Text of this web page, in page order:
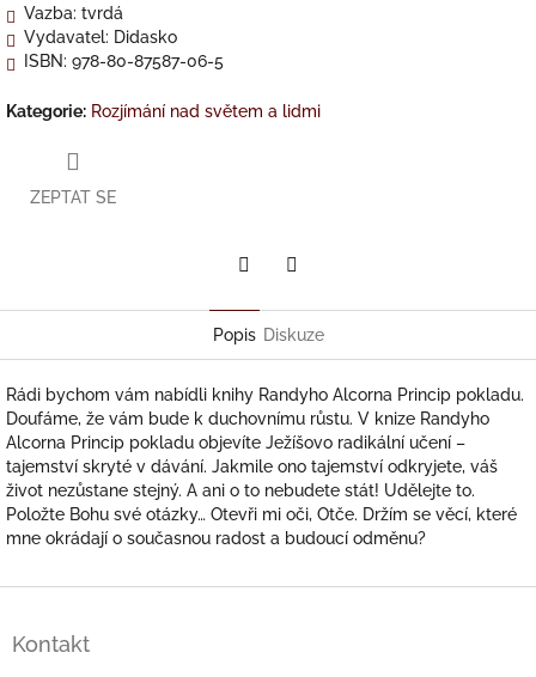
Vazba: tvrdá
Vydavatel: Didasko
ISBN: 978-80-87587-06-5
Kategorie: Rozjímání nad světem a lidmi
ZEPTAT SE
Popis Diskuze
Rádi bychom vám nabídli knihy Randyho Alcorna Princip pokladu.
Doufáme, že vám bude k duchovnímu růstu. V knize Randyho
Alcorna Princip pokladu objevíte Ježíšovo radikální učení –
tajemství skryté v dávání. Jakmile ono tajemství odkryjete, váš
život nezůstane stejný. A ani o to nebudete stát! Udělejte to.
Položte Bohu své otázky… Otevři mi oči, Otče. Držím se věcí, které
mne okrádají o současnou radost a budoucí odměnu?
Kontakt